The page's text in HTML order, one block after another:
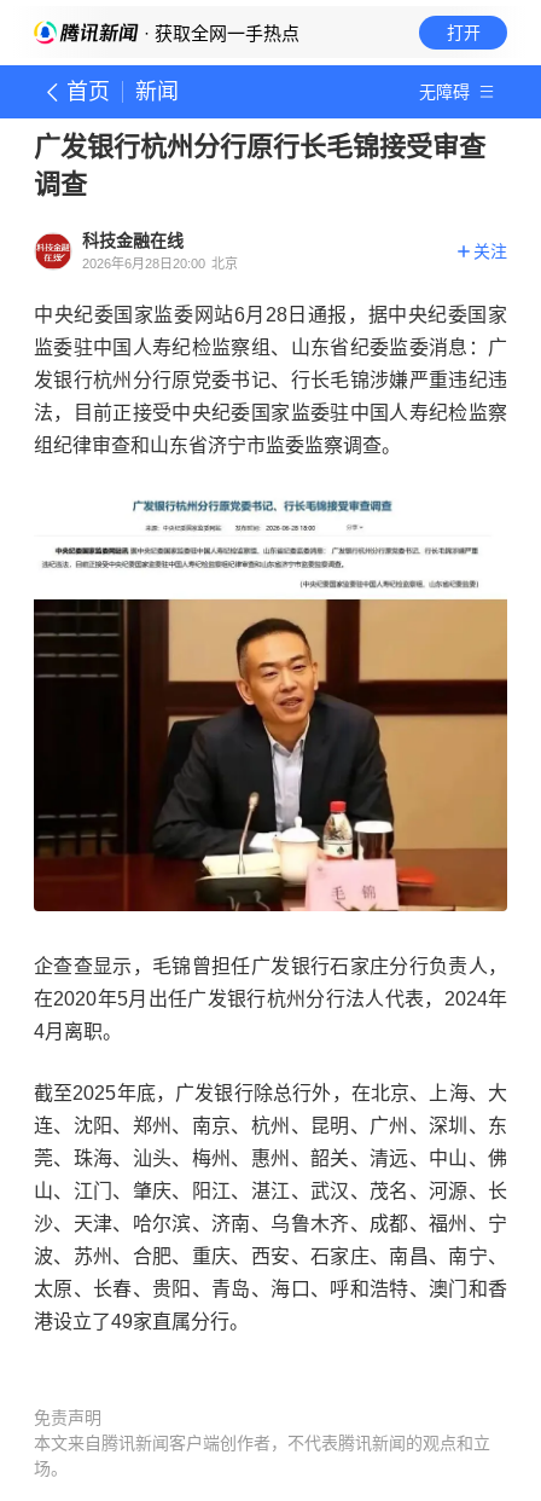
· 获取全网一手热点 打开
首页 新闻 无障碍
广发银行杭州分行原行长毛锦接受审查
调查
科技金融在线
2026年6月28日20:00 北京
关注
中央纪委国家监委网站6月28日通报，据中央纪委国家
监委驻中国人寿纪检监察组、山东省纪委监委消息：广
发银行杭州分行原党委书记、行长毛锦涉嫌严重违纪违
法，目前正接受中央纪委国家监委驻中国人寿纪检监察
组纪律审查和山东省济宁市监委监察调查。
企查查显示，毛锦曾担任广发银行石家庄分行负责人，
在2020年5月出任广发银行杭州分行法人代表，2024年
4月离职。
截至2025年底，广发银行除总行外，在北京、上海、大
连、沈阳、郑州、南京、杭州、昆明、广州、深圳、东
莞、珠海、汕头、梅州、惠州、韶关、清远、中山、佛
山、江门、肇庆、阳江、湛江、武汉、茂名、河源、长
沙、天津、哈尔滨、济南、乌鲁木齐、成都、福州、宁
波、苏州、合肥、重庆、西安、石家庄、南昌、南宁、
太原、长春、贵阳、青岛、海口、呼和浩特、澳门和香
港设立了49家直属分行。
免责声明
本文来自腾讯新闻客户端创作者，不代表腾讯新闻的观点和立
场。